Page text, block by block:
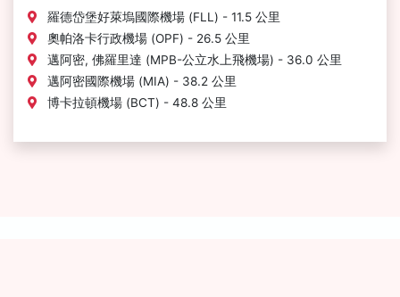
羅德岱堡好萊塢國際機場 (FLL) - 11.5 公里
奧帕洛卡行政機場 (OPF) - 26.5 公里
邁阿密, 佛羅里達 (MPB-公立水上飛機場) - 36.0 公里
邁阿密國際機場 (MIA) - 38.2 公里
博卡拉頓機場 (BCT) - 48.8 公里